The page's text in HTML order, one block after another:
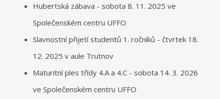
Hubertská zábava - sobota 8. 11. 2025 ve
Společenském centru UFFO
Slavnostní přijetí studentů 1. ročníků - čtvrtek 18.
12. 2025 v aule Trutnov
Maturitní ples třídy 4.A a 4.C - sobota 14. 3. 2026
ve Společenském centru UFFO